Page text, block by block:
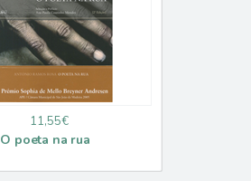
11,55€
O poeta na rua